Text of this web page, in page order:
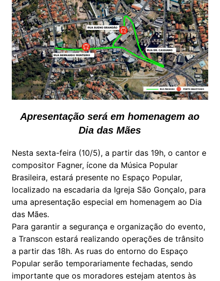
Apresentação será em homenagem ao
Dia das Mães
Nesta sexta-feira (10/5), a partir das 19h, o cantor e
compositor Fagner, ícone da Música Popular
Brasileira, estará presente no Espaço Popular,
localizado na escadaria da Igreja São Gonçalo, para
uma apresentação especial em homenagem ao Dia
das Mães.
Para garantir a segurança e organização do evento,
a Transcon estará realizando operações de trânsito
a partir das 18h. As ruas do entorno do Espaço
Popular serão temporariamente fechadas, sendo
importante que os moradores estejam atentos às